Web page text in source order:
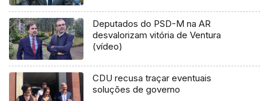
Deputados do PSD-M na AR
desvalorizam vitória de Ventura
(vídeo)
CDU recusa traçar eventuais
soluções de governo